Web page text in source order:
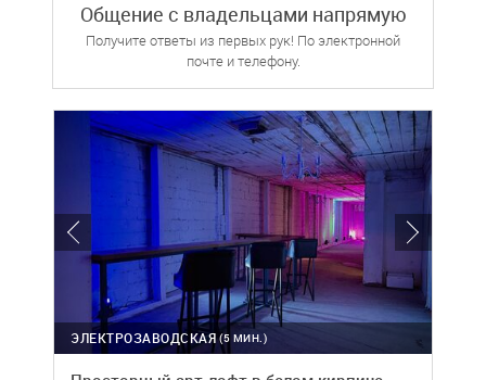
Общение с владельцами напрямую
Получите ответы из первых рук! По электронной
почте и телефону.
(5 МИН.)
ЭЛЕКТРОЗАВОДСКАЯ